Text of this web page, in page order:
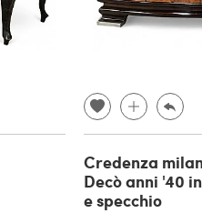
Credenza
Decò anni '40
e specchio